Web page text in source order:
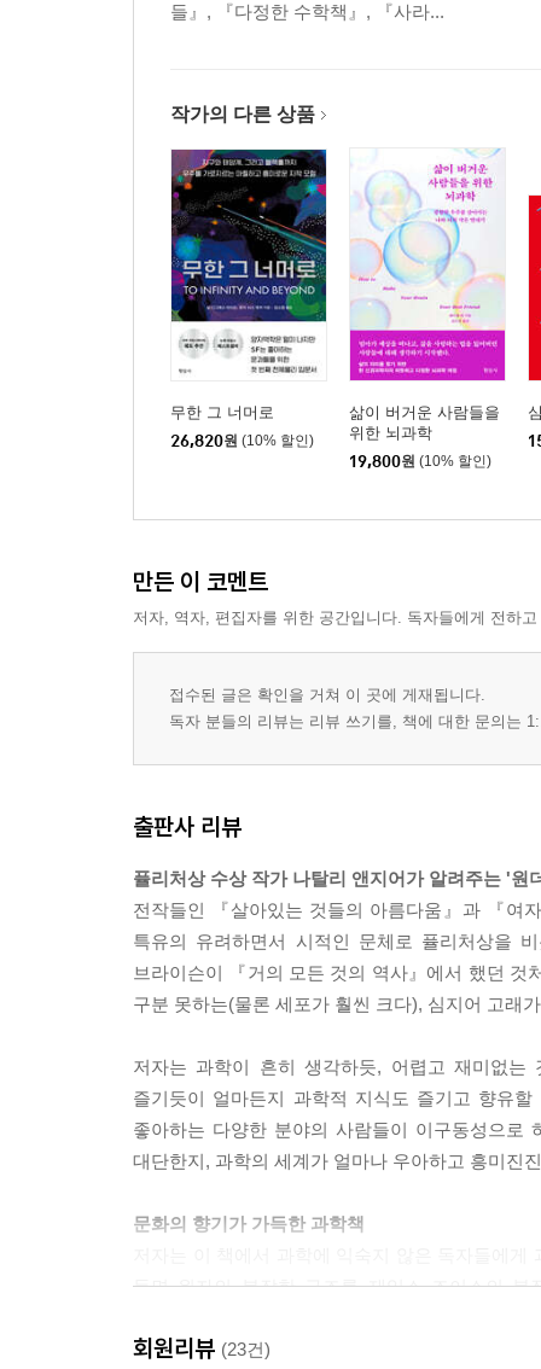
들』, 『다정한 수학책』, 『사라...
작가의 다른 상품
무한 그 너머로
26,820원 (10% 할인)
삶이 버거운 사람들을
위한 뇌과학
19,800원 (10% 할인)
만든 이 코멘트
저자, 역자, 편집자를 위한 공간입니다. 독자들에게 전하
접수된 글은 확인을 거쳐 이 곳에 게재됩니다.
독자 분들의 리뷰는 리뷰 쓰기를, 책에 대한 문의는
출판사 리뷰
퓰리처상 수상 작가 나탈리 앤지어가 알려주는 '원
전작들인 『살아있는 것들의 아름다움』과 『여
특유의 유려하면서 시적인 문체로 퓰리처상을
브라이슨이 『거의 모든 것의 역사』에서 했던
구분 못하는(물론 세포가 훨씬 크다), 심지어 고래
저자는 과학이 흔히 생각하듯, 어렵고 재미없
즐기듯이 얼마든지 과학적 지식도 즐기고 향유
좋아하는 다양한 분야의 사람들이 이구동성으
대단한지, 과학의 세계가 얼마나 우아하고 흥미진
문화의 향기가 가득한 과학책
들면 원자의 복잡한 구조를 제임스 조이스의
가지 힘force을 말할 때는 '스타워즈'의 제다이들
회원리뷰 (23건)